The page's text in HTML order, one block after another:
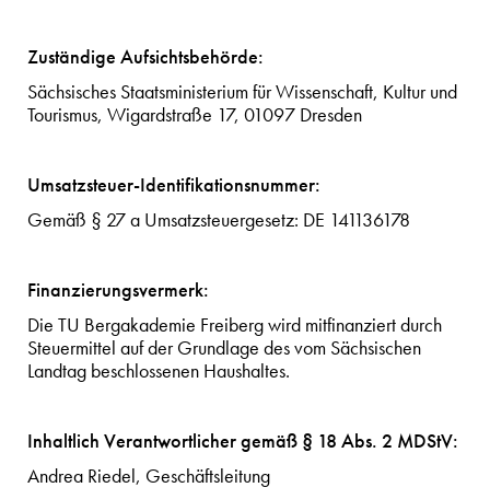
Zuständige Aufsichtsbehörde:
Sächsisches Staatsministerium für Wissenschaft, Kultur und
Tourismus, Wigardstraße 17, 01097 Dresden
Umsatzsteuer-Identifikationsnummer:
Gemäß § 27 a Umsatzsteuergesetz: DE 141136178
Finanzierungsvermerk:
Die TU Bergakademie Freiberg wird mitfinanziert durch
Steuermittel auf der Grundlage des vom Sächsischen
Landtag beschlossenen Haushaltes.
Inhaltlich Verantwortlicher gemäß § 18 Abs. 2 MDStV:
Andrea Riedel, Geschäftsleitung